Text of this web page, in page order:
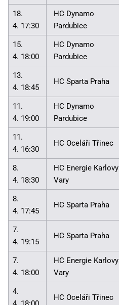
18.
4. 17:30
HC Dynamo
Pardubice
15.
4. 18:00
HC Dynamo
Pardubice
13.
4. 18:45
HC Sparta Praha
11.
4. 19:00
HC Dynamo
Pardubice
11.
4. 16:30
HC Oceláři Třinec
8.
4. 18:30
HC Energie Karlovy
Vary
8.
4. 17:45
HC Sparta Praha
7.
4. 19:15
HC Sparta Praha
7.
4. 18:00
HC Energie Karlovy
Vary
4.
HC Oceláři Třinec